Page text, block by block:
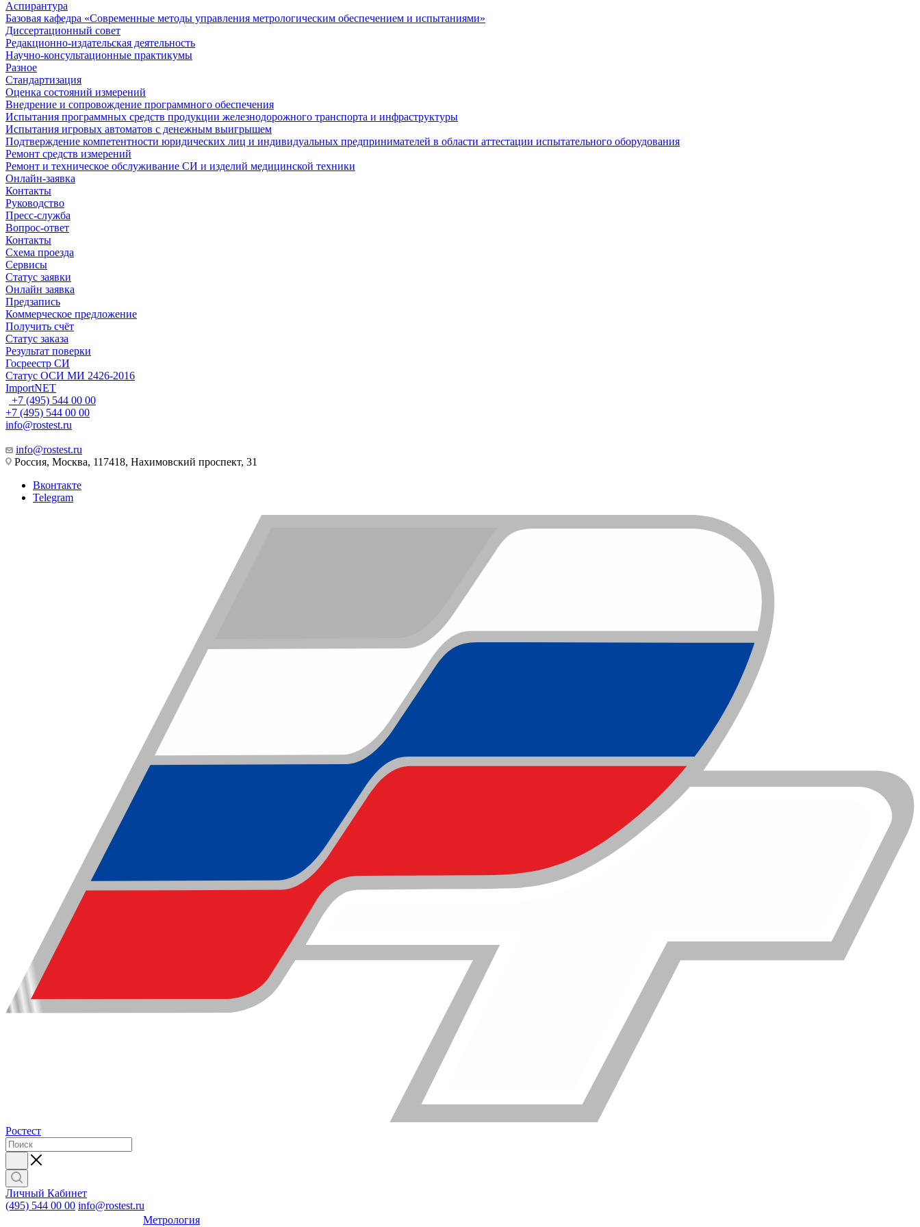
Аспирантура
Базовая кафедра «Современные методы управления метрологическим обеспечением и испытаниями»
Диссертационный совет
Редакционно-издательская деятельность
Научно-консультационные практикумы
Разное
Стандартизация
Оценка состояний измерений
Внедрение и сопровождение программного обеспечения
Испытания программных средств продукции железнодорожного транспорта и инфраструктуры
Испытания игровых автоматов с денежным выигрышем
Подтверждение компетентности юридических лиц и индивидуальных предпринимателей в области аттестации испытательного оборудования
Ремонт средств измерений
Ремонт и техническое обслуживание СИ и изделий медицинской техники
Онлайн-заявка
Контакты
Руководство
Пресс-служба
Вопрос-ответ
Контакты
Схема проезда
Сервисы
Статус заявки
Онлайн заявка
Предзапись
Коммерческое предложение
Получить счёт
Статус заказа
Результат поверки
Госреестр СИ
Статус ОСИ МИ 2426-2016
ImportNET
+7 (495) 544 00 00
+7 (495) 544 00 00
info@rostest.ru
info@rostest.ru
Россия, Москва, 117418, Нахимовский проспект, 31
Вконтакте
Telegram
Ростест
Личный Кабинет
(495) 544 00 00 info@rostest.ru
Метрология